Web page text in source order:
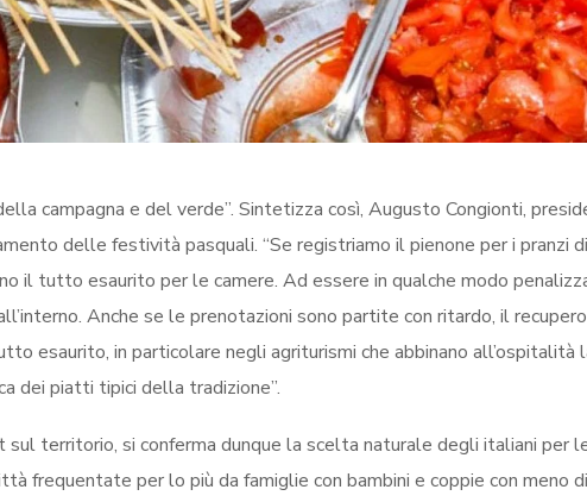
campagna e del verde”. Sintetizza così, Augusto Congionti,
delle festività pasquali. “Se registriamo il pienone per i pranzi di
il tutto esaurito per le camere. Ad essere in qualche modo
Anche se le prenotazioni sono partite con ritardo, il
esaurito, in particolare negli agriturismi che abbinano all’ospitalità
dei piatti tipici della tradizione”.
sul territorio, si conferma dunque la scelta naturale degli italiani per
frequentate per lo più da famiglie con bambini e coppie con meno